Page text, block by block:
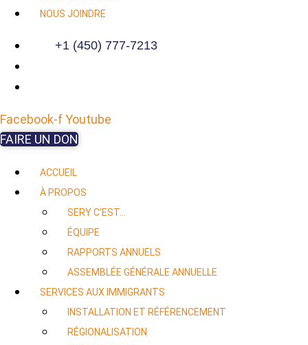
NOUS JOINDRE
+1 (450) 777-7213
Facebook-fYoutube
FAIRE UN DON
ACCUEIL
À PROPOS
SERY C’EST…
ÉQUIPE
RAPPORTS ANNUELS
ASSEMBLÉE GÉNÉRALE ANNUELLE
SERVICES AUX IMMIGRANTS
INSTALLATION ET RÉFÉRENCEMENT
RÉGIONALISATION